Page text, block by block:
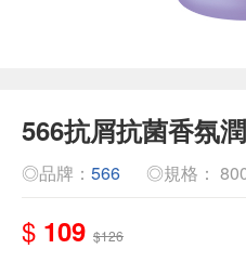
566抗屑抗菌香氛
◎品牌： 566 ◎規格：
$ 109 $126